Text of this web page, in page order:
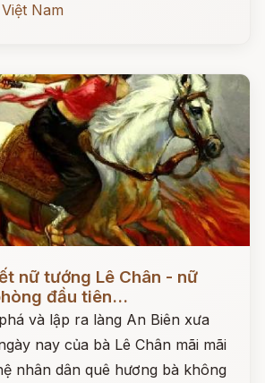
Nam
nữ tướng Lê Chân - nữ
đầu tiên...
và lập ra làng An Biên xưa
nay của bà Lê Chân mãi mãi
nhân dân quê hương bà không